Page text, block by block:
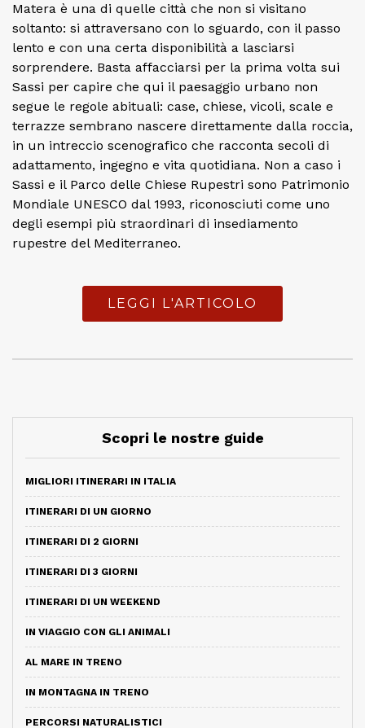
Matera è una di quelle città che non si visitano
soltanto: si attraversano con lo sguardo, con il passo
lento e con una certa disponibilità a lasciarsi
sorprendere. Basta affacciarsi per la prima volta sui
Sassi per capire che qui il paesaggio urbano non
segue le regole abituali: case, chiese, vicoli, scale e
terrazze sembrano nascere direttamente dalla roccia,
in un intreccio scenografico che racconta secoli di
adattamento, ingegno e vita quotidiana. Non a caso i
Sassi e il Parco delle Chiese Rupestri sono Patrimonio
Mondiale UNESCO dal 1993, riconosciuti come uno
degli esempi più straordinari di insediamento
rupestre del Mediterraneo.
LEGGI L'ARTICOLO
Scopri le nostre guide
MIGLIORI ITINERARI IN ITALIA
ITINERARI DI UN GIORNO
ITINERARI DI 2 GIORNI
ITINERARI DI 3 GIORNI
ITINERARI DI UN WEEKEND
IN VIAGGIO CON GLI ANIMALI
AL MARE IN TRENO
IN MONTAGNA IN TRENO
PERCORSI NATURALISTICI